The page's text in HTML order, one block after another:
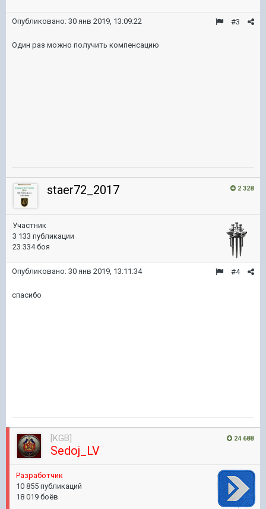
#3
Опубликовано: 30 янв 2019, 13:09:22
Один раз можно получить компенсацию
2 328
staer72_2017
Участник
3 133 публикации
23 334 боя
#4
Опубликовано: 30 янв 2019, 13:11:34
спасибо
24 688
[KGB]
Sedoj_LV
Pазработчик
10 855 публикаций
18 019 боёв